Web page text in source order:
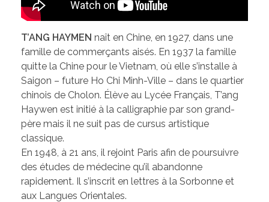
T’ANG HAYMEN naît en Chine, en 1927, dans une
famille de commerçants aisés. En 1937 la famille
quitte la Chine pour le Vietnam, où elle s’installe à
Saigon – future Ho Chi Minh-Ville – dans le quartier
chinois de Cholon. Élève au Lycée Français, T’ang
Haywen est initié à la calligraphie par son grand-
père mais il ne suit pas de cursus artistique
classique.
En 1948, à 21 ans, il rejoint Paris afin de poursuivre
des études de médecine qu’il abandonne
rapidement. Il s’inscrit en lettres à la Sorbonne et
aux Langues Orientales.